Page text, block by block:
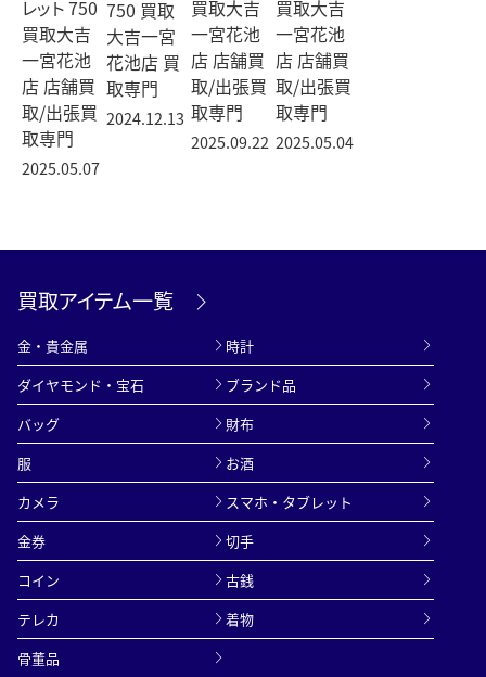
レット 750
買取大吉
一宮花池
店 店舗買
取/出張買
取専門
2025.05.07
750 買取
大吉一宮
花池店 買
取専門
2024.12.13
買取大吉
一宮花池
店 店舗買
取/出張買
取専門
2025.09.22
買取大吉
一宮花池
店 店舗買
取/出張買
取専門
2025.05.04
買取アイテム一覧
金・貴金属
時計
ダイヤモンド・宝石
ブランド品
バッグ
財布
服
お酒
カメラ
スマホ・タブレット
金券
切手
コイン
古銭
テレカ
着物
骨董品